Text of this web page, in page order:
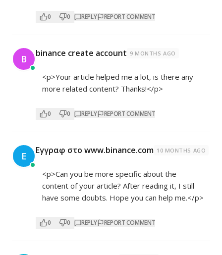
0 0 REPLY REPORT COMMENT
B binance create account 9 MONTHS AGO
<p>Your article helped me a lot, is there any
more related content? Thanks!</p>
0 0 REPLY REPORT COMMENT
Ε Εγγραφ στο www.binance.com 10 MONTHS AGO
<p>Can you be more specific about the
content of your article? After reading it, I still
have some doubts. Hope you can help me.</p>
0 0 REPLY REPORT COMMENT